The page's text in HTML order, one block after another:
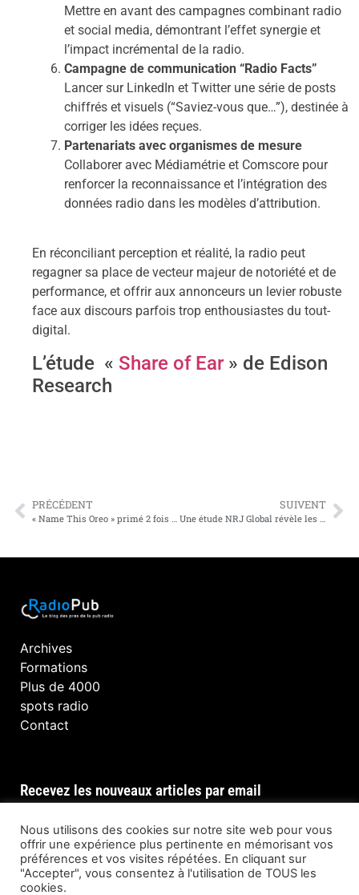
Mettre en avant des campagnes combinant radio
et social media, démontrant l’effet synergie et
l’impact incrémental de la radio.
Campagne de communication “Radio Facts”
Lancer sur LinkedIn et Twitter une série de posts
chiffrés et visuels (“Saviez-vous que…”), destinée à
corriger les idées reçues.
Partenariats avec organismes de mesure
Collaborer avec Médiamétrie et Comscore pour
renforcer la reconnaissance et l’intégration des
données radio dans les modèles d’attribution.
En réconciliant perception et réalité, la radio peut
regagner sa place de vecteur majeur de notoriété et de
performance, et offrir aux annonceurs un levier robuste
face aux discours parfois trop enthousiastes du tout-
digital.
L’étude « Share of Ear» de Edison
Research
PRÉCÉDENT SUIVENT
Archives
Formations
Plus de 4000
spots radio
Contact
Recevez les nouveaux articles par email
INSCRIPTION
Nous utilisons des cookies sur notre site web pour vous
offrir une expérience plus pertinente en mémorisant vos
préférences et vos visites répétées. En cliquant sur
"Accepter", vous consentez à l'utilisation de TOUS les
cookies.